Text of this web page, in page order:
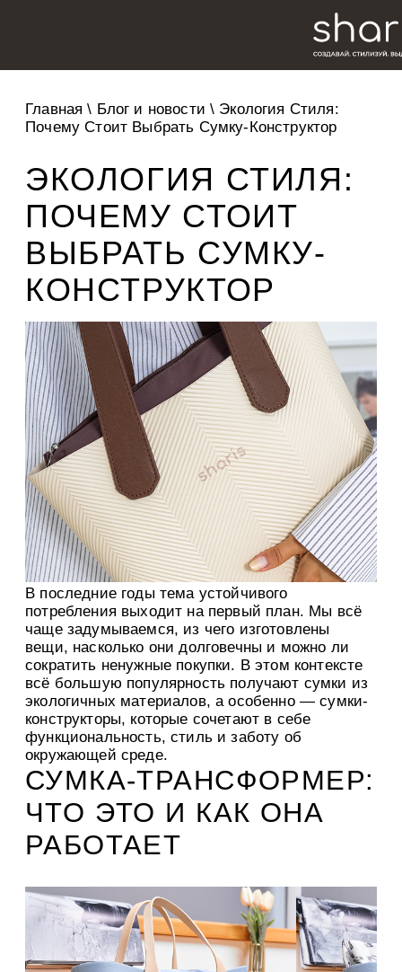
Главная \ Блог и новости \ Экология Стиля:
Почему Стоит Выбрать Сумку-Конструктор
ЭКОЛОГИЯ СТИЛЯ:
ПОЧЕМУ СТОИТ
ВЫБРАТЬ СУМКУ-
КОНСТРУКТОР
В последние годы тема устойчивого
потребления выходит на первый план. Мы всё
чаще задумываемся, из чего изготовлены
вещи, насколько они долговечны и можно ли
сократить ненужные покупки. В этом контексте
всё большую популярность получают сумки из
экологичных материалов, а особенно — сумки-
конструкторы, которые сочетают в себе
функциональность, стиль и заботу об
окружающей среде.
СУМКА-ТРАНСФОРМЕР:
ЧТО ЭТО И КАК ОНА
РАБОТАЕТ